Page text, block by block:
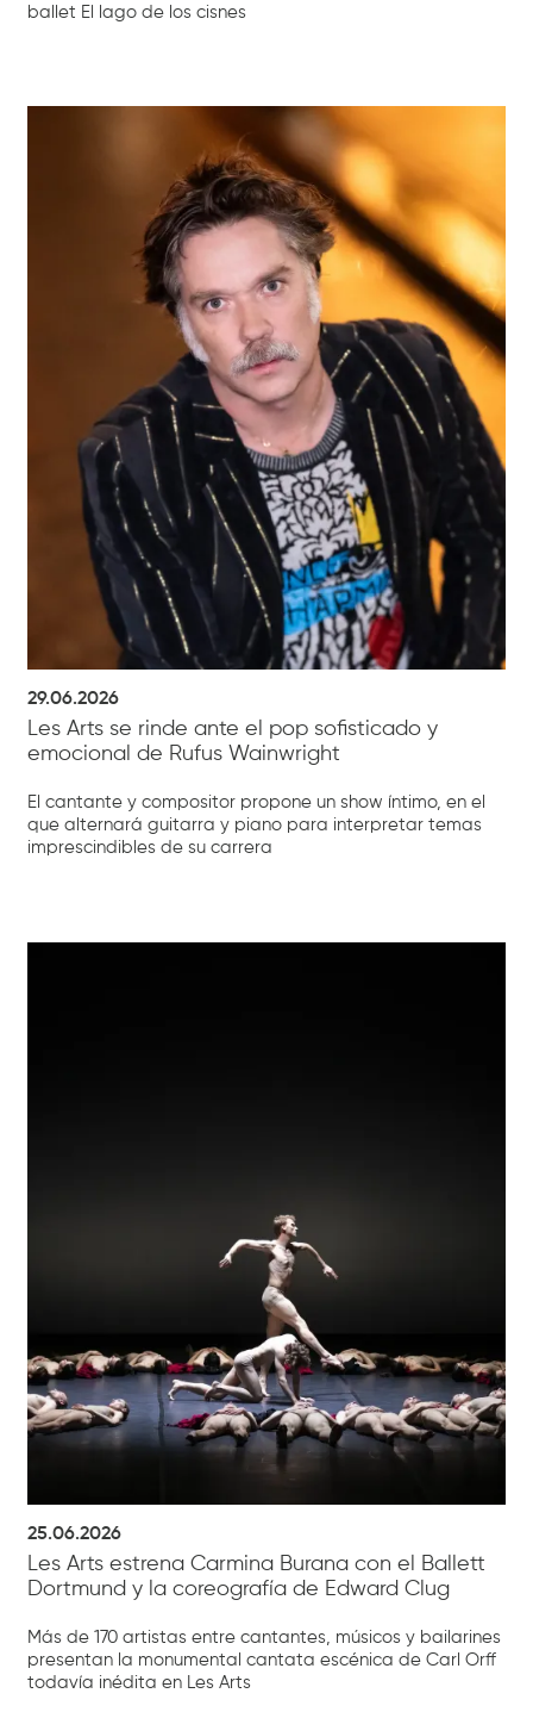
ballet El lago de los cisnes
29.06.2026
Les Arts se rinde ante el pop sofisticado y
emocional de Rufus Wainwright
El cantante y compositor propone un show íntimo, en el
que alternará guitarra y piano para interpretar temas
imprescindibles de su carrera
25.06.2026
Les Arts estrena Carmina Burana con el Ballett
Dortmund y la coreografía de Edward Clug
Más de 170 artistas entre cantantes, músicos y bailarines
presentan la monumental cantata escénica de Carl Orff
todavía inédita en Les Arts